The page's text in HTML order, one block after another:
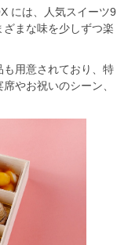
には、人気スイーツ9
まな味を少しずつ楽
用意されており、特
やお祝いのシーン、